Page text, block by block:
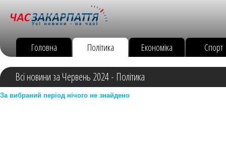
Головна Політика Економіка Спорт
Всі новини за Червень 2024 - Політика
За вибраний період нічого не знайдено